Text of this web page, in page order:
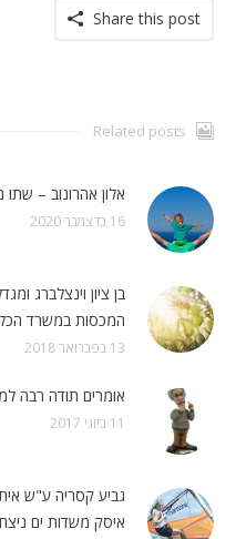
Share this post
Related posts
אלון אהרונוב – שתו
16 בדצמבר 2020
בן ציון וינצלברג
המכסות במשרד
13 בפברואר 2018
אומרים תודה רבה
11 ביוני 2017
איסק משדות ים